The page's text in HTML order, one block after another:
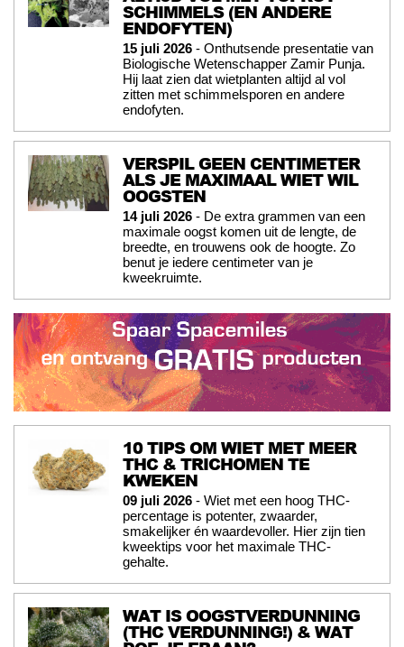
SCHIMMELS (EN ANDERE
ENDOFYTEN)
15 juli 2026 - Onthutsende presentatie van
Biologische Wetenschapper Zamir Punja.
Hij laat zien dat wietplanten altijd al vol
zitten met schimmelsporen en andere
endofyten.
VERSPIL GEEN CENTIMETER
ALS JE MAXIMAAL WIET WIL
OOGSTEN
14 juli 2026 - De extra grammen van een
maximale oogst komen uit de lengte, de
breedte, en trouwens ook de hoogte. Zo
benut je iedere centimeter van je
kweekruimte.
10 TIPS OM WIET MET MEER
THC & TRICHOMEN TE
KWEKEN
09 juli 2026 - Wiet met een hoog THC-
percentage is potenter, zwaarder,
smakelijker én waardevoller. Hier zijn tien
kweektips voor het maximale THC-
gehalte.
WAT IS OOGSTVERDUNNING
(THC VERDUNNING!) & WAT